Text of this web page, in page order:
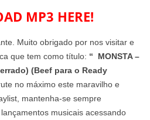
MP3 HERE!
Muito obrigado por nos visitar e
que tem como título: “ MONSTA –
(Beef para o Ready
no máximo este maravilho e
mantenha-se sempre
musicais acessando